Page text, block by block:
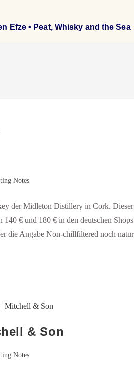
Efze • Peat, Whisky and the Sea
Notes
der Midleton Distillery in Cork.
€ und 180 € in den deutschen
die Angabe Non-chillfiltered noch
& Son
Notes